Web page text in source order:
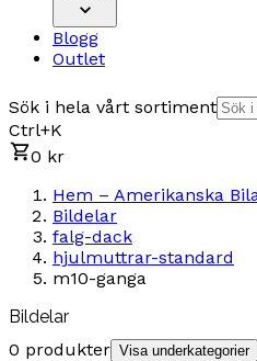
Blogg
Outlet
Sök i hela vårt sortiment
Ctrl+K
0 kr
Hem – Amerikanska
Bildelar
falg-dack
hjulmuttrar-standard
m10-ganga
Bildelar
0 produkter Visa underkategorier